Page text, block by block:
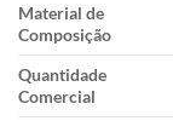
Material de
Composição
Quantidade
Comercial